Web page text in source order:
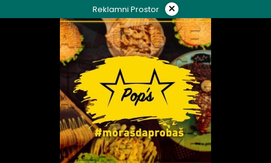
to
Reklamni Prostor ×